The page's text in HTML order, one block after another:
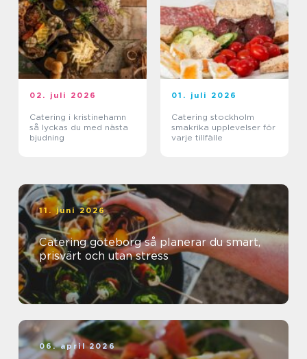
02. juli 2026
Catering i kristinehamn
så lyckas du med nästa
bjudning
01. juli 2026
Catering stockholm
smakrika upplevelser för
varje tillfälle
11. juni 2026
Catering göteborg så planerar du smart,
prisvärt och utan stress
06. april 2026